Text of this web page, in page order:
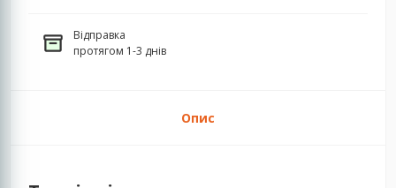
Відправка
протягом 1-3 днів
Опис